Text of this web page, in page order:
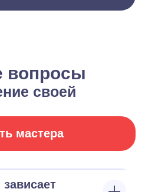
вопросы
своей
мастера